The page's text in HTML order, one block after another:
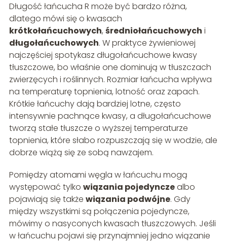
Długość łańcucha R może być bardzo różna,
dlatego mówi się o kwasach
krótkołańcuchowych, średniołańcuchowych i
długołańcuchowych. W praktyce żywieniowej
najczęściej spotykasz długołańcuchowe kwasy
tłuszczowe, bo właśnie one dominują w tłuszczach
zwierzęcych i roślinnych. Rozmiar łańcucha wpływa
na temperaturę topnienia, lotność oraz zapach.
Krótkie łańcuchy dają bardziej lotne, często
intensywnie pachnące kwasy, a długołańcuchowe
tworzą stałe tłuszcze o wyższej temperaturze
topnienia, które słabo rozpuszczają się w wodzie, ale
dobrze wiążą się ze sobą nawzajem.
Pomiędzy atomami węgla w łańcuchu mogą
występować tylko wiązania pojedynczealbo
pojawiają się także wiązania podwójne. Gdy
między wszystkimi są połączenia pojedyncze,
mówimy o nasyconych kwasach tłuszczowych. Jeśli
w łańcuchu pojawi się przynajmniej jedno wiązanie